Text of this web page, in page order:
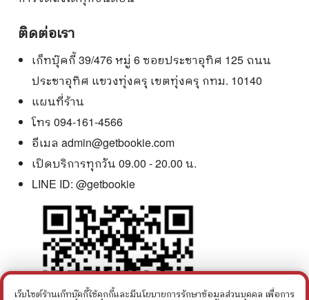
ติดต่อเรา
เก็ทบุ๊คกี้ 39/476 หมู่ 6 ซอยประชาอุทิศ 125 ถนน
ประชาอุทิศ แขวงทุ่งครุ เขตทุ่งครุ กทม. 10140
แผนที่ร้าน
โทร 094-161-4566
อีเมล admin@getbookie.com
เปิดบริการทุกวัน 09.00 - 20.00 น.
LINE ID: @getbookie
เว็บไซต์ร้านเก็ทบุ๊คกี้ใช้คุกกี้และมีนโยบายการรักษาข้อมูลส่วนบุคคล เพื่อการ